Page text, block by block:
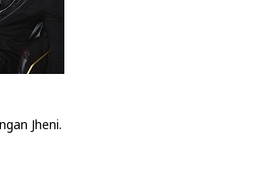
Jheni.